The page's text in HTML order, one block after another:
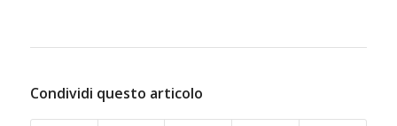
Condividi questo articolo